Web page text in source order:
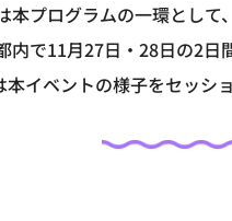
本プログラムの一環とし
内で11月27日・28日の2日
イベントの様子をセッシ